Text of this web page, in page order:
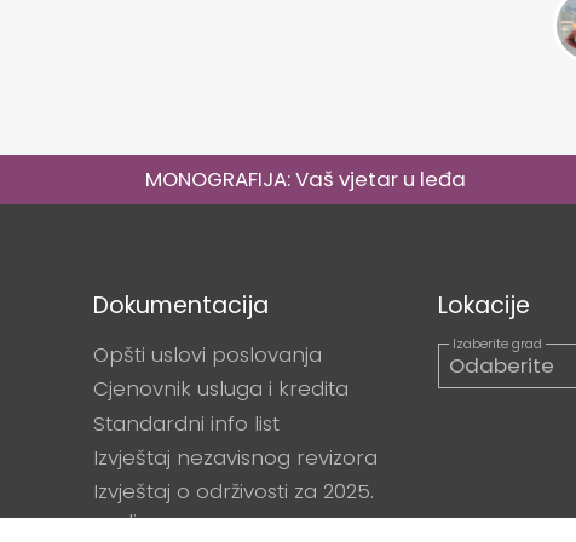
MONOGRAFIJA: Vaš vjetar u leđa
Dokumentacija
Opšti uslovi poslovanja
Cjenovnik usluga i kredita
Standardni info list
Izvještaj nezavisnog revizora
Izvještaj o održivosti za 2025.
godinu.
Lokacije